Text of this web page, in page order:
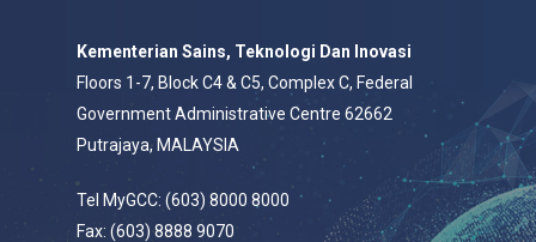
Kementerian Sains, Teknologi Dan Inovasi
Floors 1-7, Block C4 & C5, Complex C, Federal
Government Administrative Centre 62662
Putrajaya, MALAYSIA
Tel MyGCC: (603) 8000 8000
Fax: (603) 8888 9070